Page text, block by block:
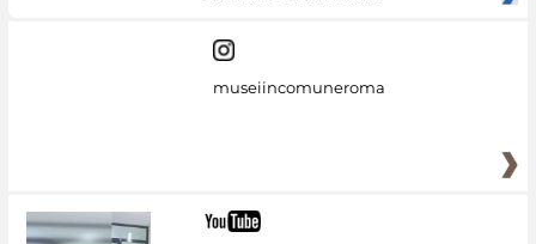
museiincomuneroma